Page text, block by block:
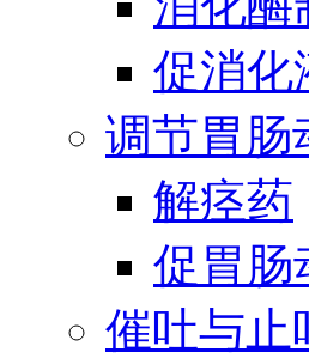
促消化
调节胃肠
解痉药
促胃肠
催吐与止